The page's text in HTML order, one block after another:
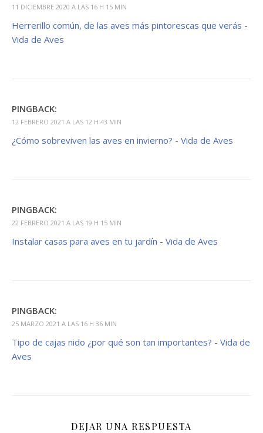
11 DICIEMBRE 2020 A LAS 16 H 15 MIN
Herrerillo común, de las aves más pintorescas que verás -
Vida de Aves
PINGBACK:
12 FEBRERO 2021 A LAS 12 H 43 MIN
¿Cómo sobreviven las aves en invierno? - Vida de Aves
PINGBACK:
22 FEBRERO 2021 A LAS 19 H 15 MIN
Instalar casas para aves en tu jardín - Vida de Aves
PINGBACK:
25 MARZO 2021 A LAS 16 H 36 MIN
Tipo de cajas nido ¿por qué son tan importantes? - Vida de
Aves
DEJAR UNA RESPUESTA